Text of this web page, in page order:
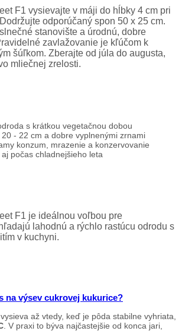
F1 vysievajte v máji do hĺbky 4 cm pri
odporúčaný spon 50 x 25 cm.
stanovište a úrodnú, dobre
zavlažovanie je kľúčom k
šúľkom. Zberajte od júla do augusta,
mliečnej zrelosti.
s krátkou vegetačnou dobou
- 22 cm a dobre vyplnenými zrnami
konzum, mrazenie a konzervovanie
počas chladnejšieho leta
F1 je ideálnou voľbou pre
lahodnú a rýchlo rastúcu odrodu s
v kuchyni.
na výsev cukrovej kukurice?
až vtedy, keď je pôda stabilne vyhriata,
. V praxi to býva najčastejšie od konca jari,